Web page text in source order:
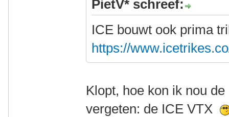
PietV* schreef:
ICE bouwt ook prima
https://
Klopt, hoe kon ik nou
vergeten: de ICE VTX